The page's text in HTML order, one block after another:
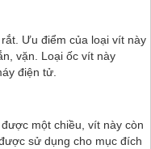
Ưu điểm của loại vít này
vặn. Loại ốc vít này
điện tử.
một chiều, vít này còn
sử dụng cho mục đích